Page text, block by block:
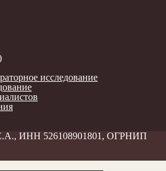
исследование
ИНН 526108901801, ОГРНИП